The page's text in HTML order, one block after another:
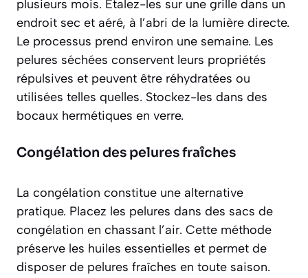
plusieurs mois. Étalez-les sur une grille dans un
endroit sec et aéré, à l’abri de la lumière directe.
Le processus prend environ une semaine. Les
pelures séchées conservent leurs propriétés
répulsives et peuvent être réhydratées ou
utilisées telles quelles. Stockez-les dans des
bocaux hermétiques en verre.
Congélation des pelures fraîches
La congélation constitue une alternative
pratique. Placez les pelures dans des sacs de
congélation en chassant l’air. Cette méthode
préserve les huiles essentielles et permet de
disposer de pelures fraîches en toute saison.